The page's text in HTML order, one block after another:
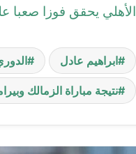
الأهلي يحقق فوزا صعبا
ابراهيم عادل
نتيجة مباراة الزمالك